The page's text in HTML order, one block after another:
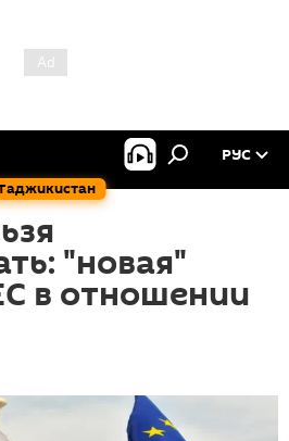
РУС
"новая"
в отношении